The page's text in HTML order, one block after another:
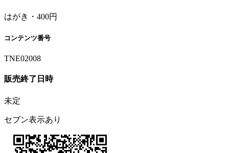
はがき・400円
コンテンツ番号
TNE02008
販売終了日時
未定
セブン表示あり